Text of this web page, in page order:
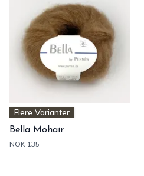
Flere Varianter
Bella Mohair
NOK 135